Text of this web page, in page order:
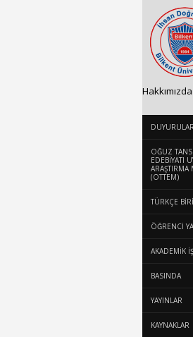
Hakkımızda
OĞUZ
EDEBIYATI
ARAŞTIRMA
(OTTEM)
TÜRKÇE
ÖĞRENCİ
AKADEMİK
BASINDA
YAYINLAR
KAYNAKLAR